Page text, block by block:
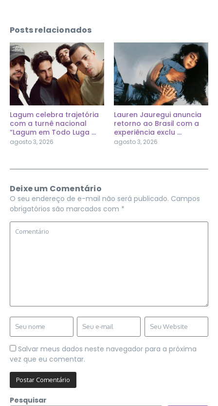
Posts relacionados
Lagum celebra trajetória
com a turnê nacional
“Lagum em Todo Luga ...
agosto 3, 2026
Lauren Jauregui anuncia
retorno ao Brasil com a
experiência exclu ...
agosto 3, 2026
Deixe um Comentário
O seu endereço de e-mail não será publicado. Campos
obrigatórios são marcados com *
Salvar meus dados neste navegador para a próxima
vez que eu comentar.
Pesquisar